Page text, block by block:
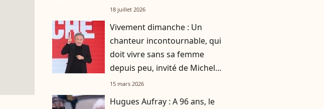
sa femme Claude
18 juillet 2026
Vivement dimanche : Un
chanteur incontournable, qui
doit vivre sans sa femme
depuis peu, invité de Michel
Drucker sur France 3
15 mars 2026
Hugues Aufray : A 96 ans, le